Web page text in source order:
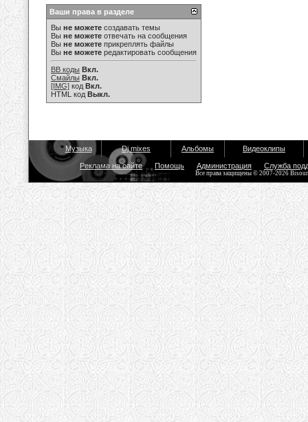
Ваши права в разделе
Вы не можете создавать темы
Вы не можете отвечать на сообщения
Вы не можете прикреплять файлы
Вы не можете редактировать сообщения
BB коды Вкл.
Смайлы Вкл.
[IMG] код Вкл.
HTML код Выкл.
Музыка Dj mixes Альбомы Видеоклипы
Реклама на сайте Помощь Администрация Служба
Все права защищены © 2007-2026